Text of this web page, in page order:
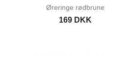
Øreringe rødbrune
169 DKK